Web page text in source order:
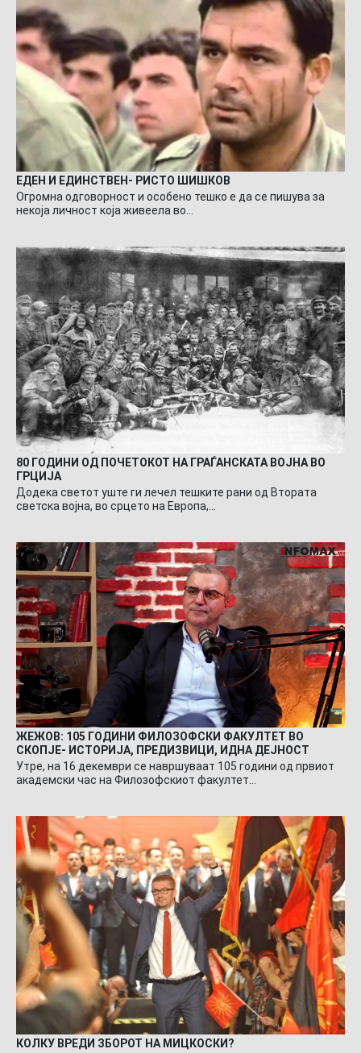
ЕДЕН И ЕДИНСТВЕН- РИСТО ШИШКОВ
Огромна одговорност и особено тешко е да се пишува за
некоја личност која живеела во…
80 ГОДИНИ ОД ПОЧЕТОКОТ НА ГРАЃАНСКАТА ВОЈНА ВО
ГРЦИЈА
Додека светот уште ги лечел тешките рани од Втората
светска војна, во срцето на Европа,…
ЖЕЖОВ: 105 ГОДИНИ ФИЛОЗОФСКИ ФАКУЛТЕТ ВО
СКОПЈЕ- ИСТОРИЈА, ПРЕДИЗВИЦИ, ИДНА ДЕЈНОСТ
Утре, на 16 декември се навршуваат 105 години од првиот
академски час на Филозофскиот факултет…
КОЛКУ ВРЕДИ ЗБОРОТ НА МИЦКОСКИ?